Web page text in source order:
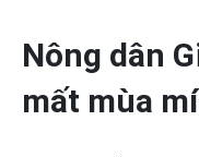
Nông dân
mất mùa